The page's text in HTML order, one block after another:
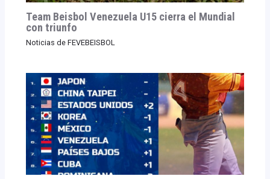
Team Beisbol Venezuela U15 cierra el Mundial
con triunfo
Noticias de FEVEBEISBOL